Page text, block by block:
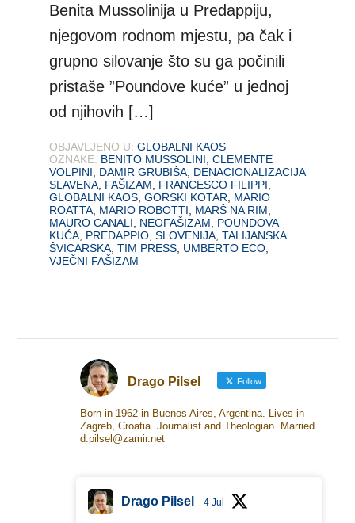
Benita Mussolinija u Predappiju,
njegovom rodnom mjestu, pa čak i
grupno silovanje što su ga počinili
pristaše ”Poundove kuće” u jednoj
od njihovih […]
OBJAVLJENO U: GLOBALNI KAOS
OZNAKE: BENITO MUSSOLINI ,CLEMENTE
VOLPINI
DAMIR GRUBIŠA DENACIONALIZACIJA
SLAVENA FAŠIZAM FRANCESCO FILIPPI
GLOBALNI KAOS ,GORSKI KOTAR
MARIO
ROATTA MARIO ROBOTTI MARŠ NA RIM
MAURO CANALI
NEOFAŠIZAM
POUNDOVA
KUĆA PREDAPPIO ,SLOVENIJA ,TALIJANSKA
ŠVICARSKA ,TIM PRESS UMBERTO ECO
VJEČNI FAŠIZAM
Drago Pilsel Follow
Born in 1962 in Buenos Aires, Argentina. Lives in
Zagreb, Croatia. Journalist and Theologian. Married.
d.pilsel@zamir.net
Drago Pilsel 4 Jul